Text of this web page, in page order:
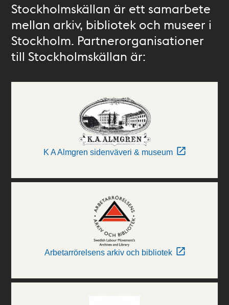
Stockholmskällan är ett samarbete
mellan arkiv, bibliotek och museer i
Stockholm. Partnerorganisationer
till Stockholmskällan är:
K A Almgren sidenväveri & museum
Arbetarrörelsens arkiv och bibliotek